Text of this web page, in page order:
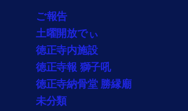
ご報告
土曜開放でぃ
徳正寺内施設
徳正寺報 獅子吼
徳正寺納骨堂 勝縁廟
未分類